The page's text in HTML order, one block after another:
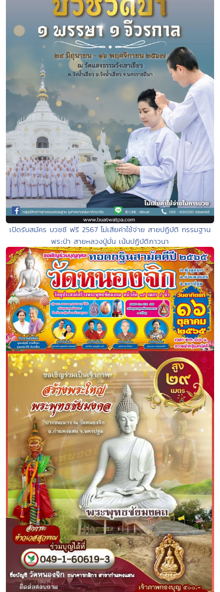
เปิดรับสมัคร บวชชี ฟรี 2567 ไม่เสียค่าใช้จ่าย สายปฏิบัติ กรรมฐาน
พระป่า สายหลวงปู่มั่น เน้นปฏิบัติภาวนา